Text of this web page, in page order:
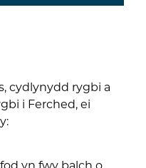
cydlynydd rygbi a
i Ferched, ei
yn fwy balch o